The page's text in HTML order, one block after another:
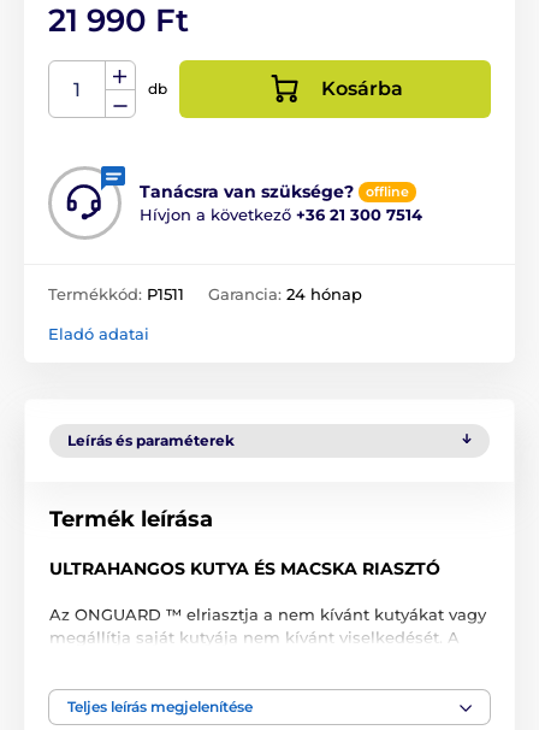
21 990 Ft
db Kosárba
Tanácsra van szüksége? offline
Hívjon a következő +36 21 300 7514
Termékkód: P1511 Garancia: 24 hónap
Eladó adatai
Leírás és paraméterek
Termék leírása
ULTRAHANGOS KUTYA ÉS MACSKA RIASZTÓ
Az ONGUARD ™ elriasztja a nem kívánt kutyákat vagy
megállítja saját kutyája nem kívánt viselkedését. A
rendkívül ingerlő. A készülék használatával
Teljes leírás megjelenítése